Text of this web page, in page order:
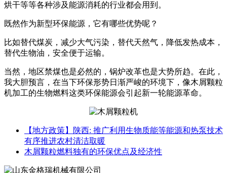
烘干等等各种涉及能源消耗的行业都会用到。
既然作为新型环保能源，它有哪些优势呢？
比如替代煤炭，减少大气污染，替代天然气，降低发热成本，
替代生物油，安全便于运输。
当然，地区禁煤也是必然的，锅炉改革也是大势所趋。在此，
我大胆预言，在当下环保形势日渐严峻的环境下，像木屑颗粒
机加工的生物燃料这类环保能源会引起新一轮能源革命。
【地方政策】陕西: 推广利用生物质能等能源和热泵技术
有序推进农村清洁取暖
木屑颗粒燃料独有的环保优点及经济性